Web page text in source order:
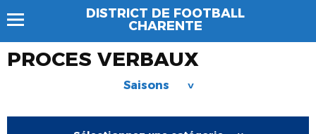
DISTRICT DE FOOTBALL
CHARENTE
PROCES VERBAUX
Saisons >